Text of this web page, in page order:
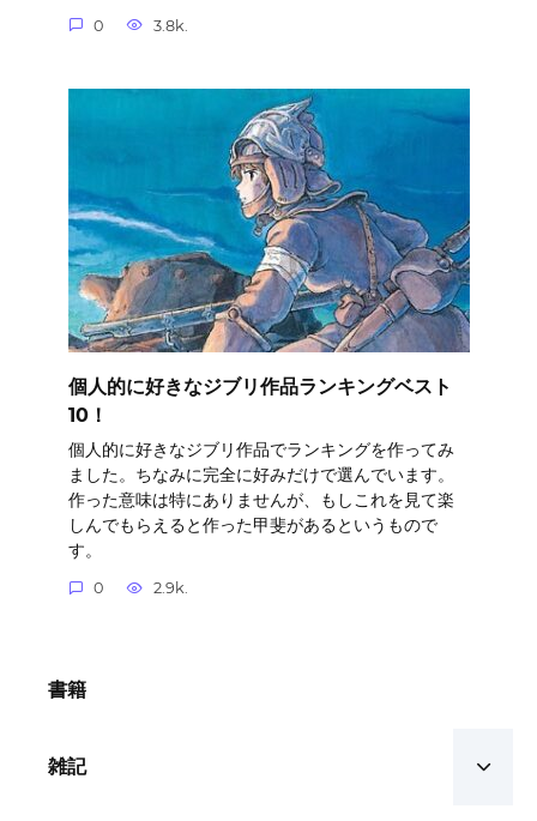
0 3.8k.
個人的に好きなジブリ作品ランキングベスト
10！
個人的に好きなジブリ作品でランキングを作ってみ
ました。ちなみに完全に好みだけで選んでいます。
作った意味は特にありませんが、もしこれを見て楽
しんでもらえると作った甲斐があるというもので
す。
0 2.9k.
書籍
雑記